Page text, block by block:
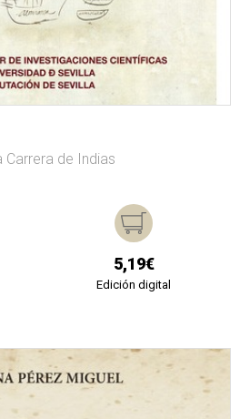
Carrera de Indias
5,19€
Edición digital